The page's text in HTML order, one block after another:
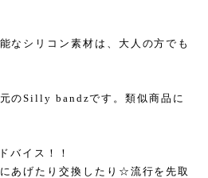
なシリコン素材は、大人の方でも
のSilly bandzです。類似商品に
バイス！！
あげたり交換したり☆流行を先取